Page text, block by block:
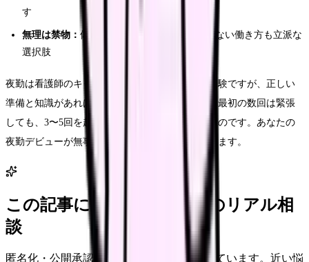
す
無理は禁物： 体質的に合わないなら、夜勤のない働き方も立派な
選択肢
夜勤は看護師のキャリアの中で避けて通れない経験ですが、正しい
準備と知識があれば不安は大きく軽減されます。最初の数回は緊張
しても、3〜5回を超えるとコツがつかめてくるものです。あなたの
夜勤デビューが無事に成功することを応援しています。
この記事に近い看護師さんのリアル相
談
匿名化・公開承認済みの本音だけを表示しています。近い悩